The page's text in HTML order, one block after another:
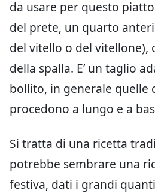
da usare per questo
del prete, un quarto
del vitello o del vitellone),
della spalla. E’ un taglio
bollito, in generale quelle
procedono a lungo e a
Si tratta di una ricetta
potrebbe sembrare una
festiva, dati i grandi